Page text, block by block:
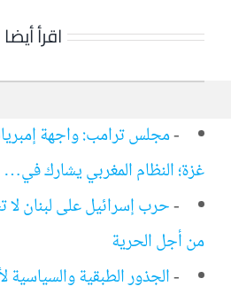
اقرأ أيضا
-مجلس ترامب: واجهة
غزة؛ النظام المغربي يشارك في…
-حرب إسرائيل على لبنان
من أجل الحرية
-الجذور الطبقية والسياسية